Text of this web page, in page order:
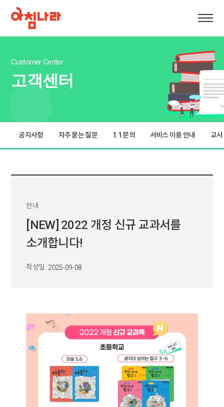
Customer Center
고객센터
공지사항 자주 묻는 질문 1:1 문의 서비스 이용 안내 교사
안내
[NEW] 2022 개정 신규 교과서를
소개합니다!
작성일 :2025-09-08